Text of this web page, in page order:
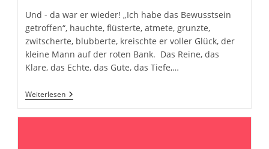
Und - da war er wieder! „Ich habe das Bewusstsein
getroffen“, hauchte, flüsterte, atmete, grunzte,
zwitscherte, blubberte, kreischte er voller Glück, der
kleine Mann auf der roten Bank. Das Reine, das
Klare, das Echte, das Gute, das Tiefe,…
WeiterlesenBewusstsein
Getroffen